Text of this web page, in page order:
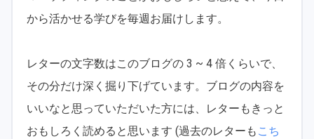
から活かせる学びを毎週お届けします。
レターの文字数はこのブログの 3 ~ 4 倍くらいで、
その分だけ深く掘り下げています。ブログの内容を
いいなと思っていただいた方には、レターもきっと
おもしろく読めると思います (過去のレターも こち